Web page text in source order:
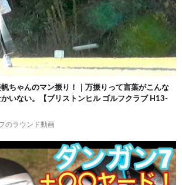
帆ちゃんのマン振り！｜万振りって言葉がこんな
いない。【ブリストンヒル ゴルフクラブ H13-
のラウンド動画